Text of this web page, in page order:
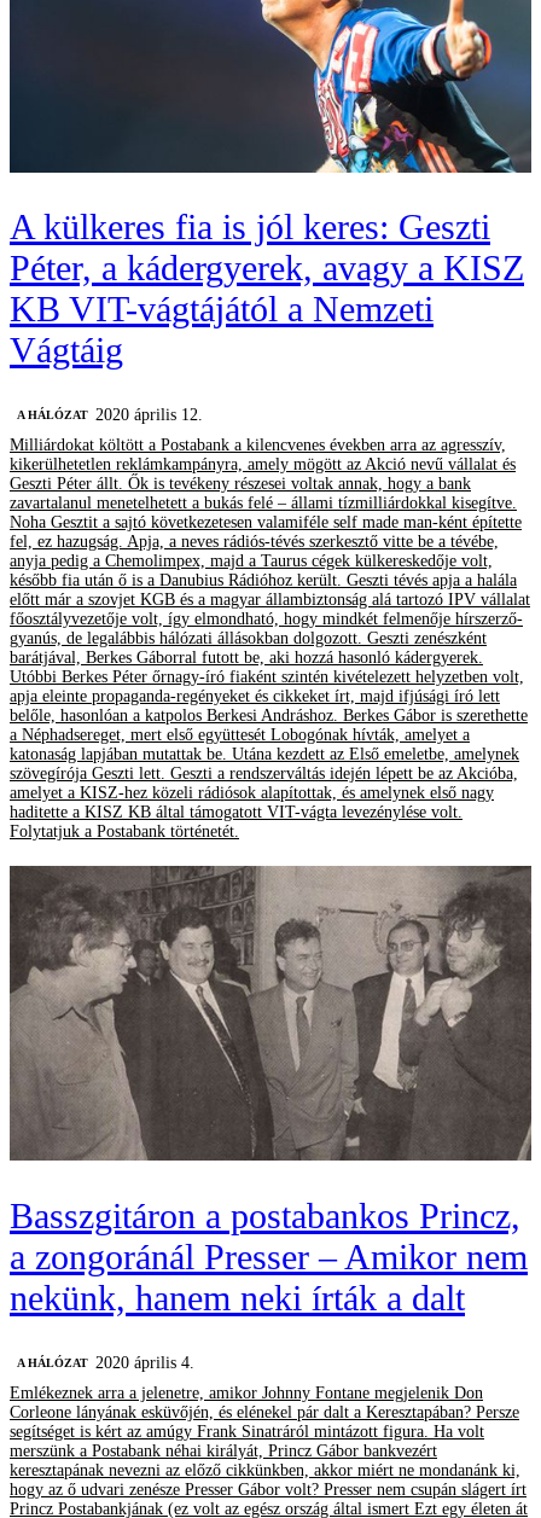
A külkeres fia is jól keres: Geszti
Péter, a kádergyerek, avagy a KISZ
KB VIT-vágtájától a Nemzeti
Vágtáig
A HÁLÓZAT 2020 április 12.
Milliárdokat költött a Postabank a kilencvenes években arra az agresszív,
kikerülhetetlen reklámkampányra, amely mögött az Akció nevű vállalat és
Geszti Péter állt. Ők is tevékeny részesei voltak annak, hogy a bank
zavartalanul menetelhetett a bukás felé – állami tízmilliárdokkal kisegítve.
Noha Gesztit a sajtó következetesen valamiféle self made man-ként építette
fel, ez hazugság. Apja, a neves rádiós-tévés szerkesztő vitte be a tévébe,
anyja pedig a Chemolimpex, majd a Taurus cégek külkereskedője volt,
később fia után ő is a Danubius Rádióhoz került. Geszti tévés apja a halála
előtt már a szovjet KGB és a magyar állambiztonság alá tartozó IPV vállalat
főosztályvezetője volt, így elmondható, hogy mindkét felmenője hírszerző-
gyanús, de legalábbis hálózati állásokban dolgozott. Geszti zenészként
barátjával, Berkes Gáborral futott be, aki hozzá hasonló kádergyerek.
Utóbbi Berkes Péter őrnagy-író fiaként szintén kivételezett helyzetben volt,
apja eleinte propaganda-regényeket és cikkeket írt, majd ifjúsági író lett
belőle, hasonlóan a katpolos Berkesi Andráshoz. Berkes Gábor is szerethette
a Néphadsereget, mert első együttesét Lobogónak hívták, amelyet a
katonaság lapjában mutattak be. Utána kezdett az Első emeletbe, amelynek
szövegírója Geszti lett. Geszti a rendszerváltás idején lépett be az Akcióba,
amelyet a KISZ-hez közeli rádiósok alapítottak, és amelynek első nagy
haditette a KISZ KB által támogatott VIT-vágta levezénylése volt.
Folytatjuk a Postabank történetét.
Basszgitáron a postabankos Princz,
a zongoránál Presser – Amikor nem
nekünk, hanem neki írták a dalt
A HÁLÓZAT
2020 április 4.
Emlékeznek arra a jelenetre, amikor Johnny Fontane megjelenik Don
Corleone lányának esküvőjén, és elénekel pár dalt a Keresztapában? Persze
segítséget is kért az amúgy Frank Sinatráról mintázott figura. Ha volt
merszünk a Postabank néhai királyát, Princz Gábor bankvezért
keresztapának nevezni az előző cikkünkben, akkor miért ne mondanánk ki,
hogy az ő udvari zenésze Presser Gábor volt? Presser nem csupán slágert írt
Princz Postabankjának (ez volt az egész ország által ismert Ezt egy életen át